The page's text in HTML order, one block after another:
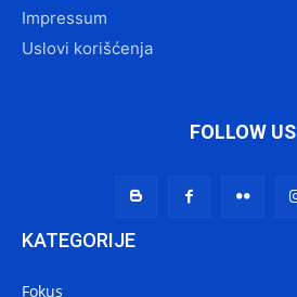
Impressum
Uslovi korišćenja
FOLLOW US
KATEGORIJE
Fokus